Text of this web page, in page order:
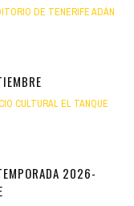
DE TENERIFE ADÁN
CULTURAL EL TANQUE
2026-